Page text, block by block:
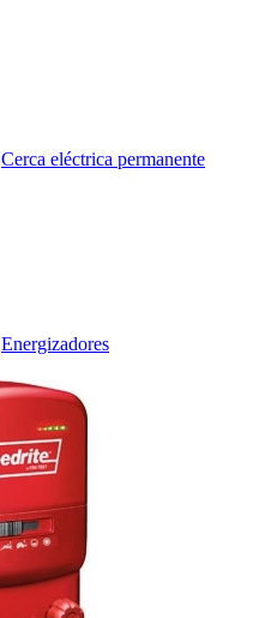
Cerca eléctrica permanente
Energizadores